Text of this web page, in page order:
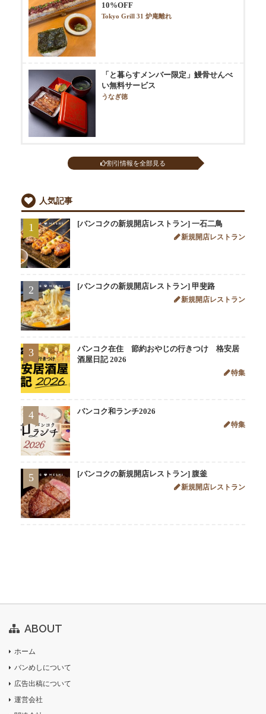
10%OFF
Tokyo Grill 31 炉庵離れ
「と暮らすメンバー限定」鰻骨せんべ
い無料サービス
うなぎ徳
割引情報を全部見る
人気記事
1 [バンコクの新規開店レストラン] 一石二鳥
新規開店レストラン
2 [バンコクの新規開店レストラン] 甲斐路
新規開店レストラン
3
バンコク在住 節約おやじの行きつけ 格安居
酒屋日記 2026
特集
4 バンコク和ランチ2026
特集
5 [バンコクの新規開店レストラン] 腹釜
新規開店レストラン
ABOUT
ホーム
バンめしについて
広告出稿について
運営会社